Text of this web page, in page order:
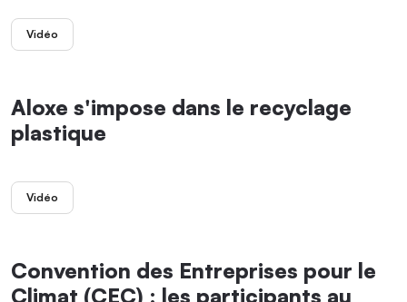
Vidéo
Aloxe s'impose dans le recyclage
plastique
Vidéo
Convention des Entreprises pour le
Climat (CEC) : les participants au